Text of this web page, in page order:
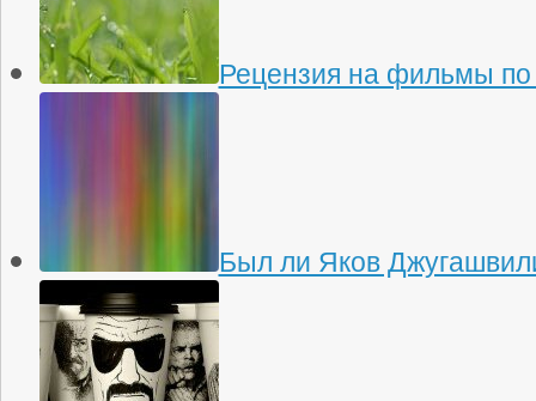
Рецензия на фильмы по
Был ли Яков